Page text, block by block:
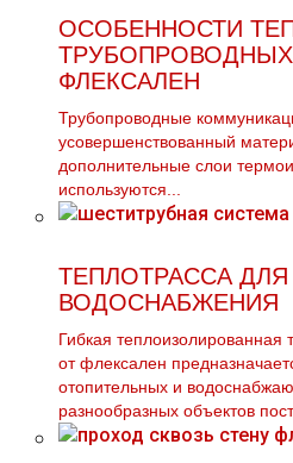
ОСОБЕННОСТИ
ФЛЕКСАЛЕН
Трубопроводные
усовершенствованный
дополнительные слои
используются...
ТЕПЛОТРАССА
ВОДОСНАБЖЕНИЯ
Гибкая теплоизолированная
от флексален
отопительных и
разнообразных объектов